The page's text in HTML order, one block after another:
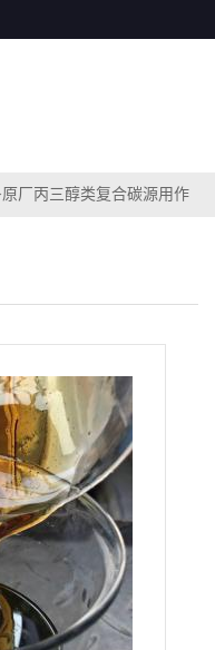
原厂丙三醇类复合碳源用作